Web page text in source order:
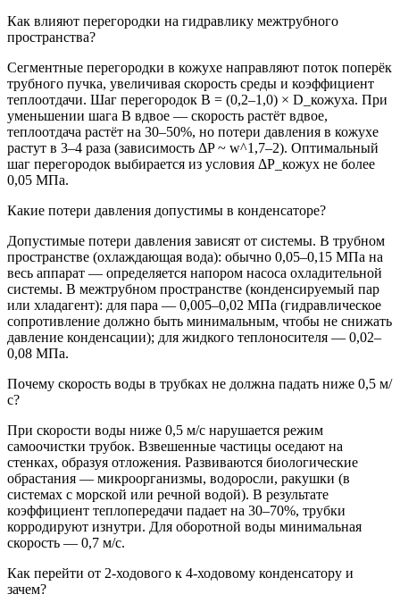
Как влияют перегородки на гидравлику межтрубного
пространства?
Сегментные перегородки в кожухе направляют поток поперёк
трубного пучка, увеличивая скорость среды и коэффициент
теплоотдачи. Шаг перегородок B = (0,2–1,0) × D_кожуха. При
уменьшении шага B вдвое — скорость растёт вдвое,
теплоотдача растёт на 30–50%, но потери давления в кожухе
растут в 3–4 раза (зависимость ΔP ~ w^1,7–2). Оптимальный
шаг перегородок выбирается из условия ΔP_кожух не более
0,05 МПа.
Какие потери давления допустимы в конденсаторе?
Допустимые потери давления зависят от системы. В трубном
пространстве (охлаждающая вода): обычно 0,05–0,15 МПа на
весь аппарат — определяется напором насоса охладительной
системы. В межтрубном пространстве (конденсируемый пар
или хладагент): для пара — 0,005–0,02 МПа (гидравлическое
сопротивление должно быть минимальным, чтобы не снижать
давление конденсации); для жидкого теплоносителя — 0,02–
0,08 МПа.
Почему скорость воды в трубках не должна падать ниже 0,5 м/
с?
При скорости воды ниже 0,5 м/с нарушается режим
самоочистки трубок. Взвешенные частицы оседают на
стенках, образуя отложения. Развиваются биологические
обрастания — микроорганизмы, водоросли, ракушки (в
системах с морской или речной водой). В результате
коэффициент теплопередачи падает на 30–70%, трубки
корродируют изнутри. Для оборотной воды минимальная
скорость — 0,7 м/с.
Как перейти от 2-ходового к 4-ходовому конденсатору и
зачем?